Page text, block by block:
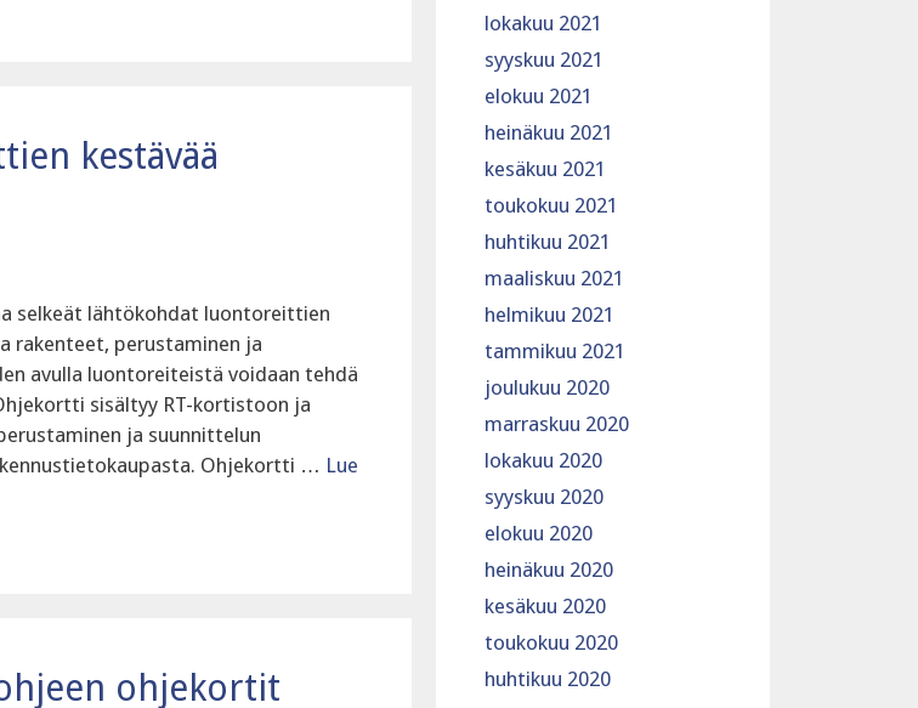
kestävää
selkeät lähtökohdat luontoreittien
rakenteet, perustaminen ja
avulla luontoreiteistä voidaan tehdä
sisältyy RT-kortistoon ja
ja suunnittelun
Ohjekortti … Lue
ohjekortit
lokakuu 2021
syyskuu 2021
elokuu 2021
heinäkuu 2021
kesäkuu 2021
toukokuu 2021
huhtikuu 2021
maaliskuu 2021
helmikuu 2021
tammikuu 2021
joulukuu 2020
marraskuu 2020
lokakuu 2020
syyskuu 2020
elokuu 2020
heinäkuu 2020
kesäkuu 2020
toukokuu 2020
huhtikuu 2020